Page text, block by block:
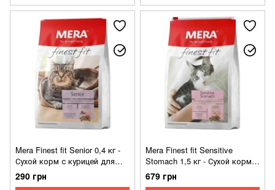
Mera Finest fit Senior 0,4 кг -
Сухой корм с курицей для
стареющих кошек
290 грн
Mera Finest fit Sensitive
Stomach 1,5 кг - Сухой корм с
индейкой и лососем для
чувствительных к питанию
679 грн